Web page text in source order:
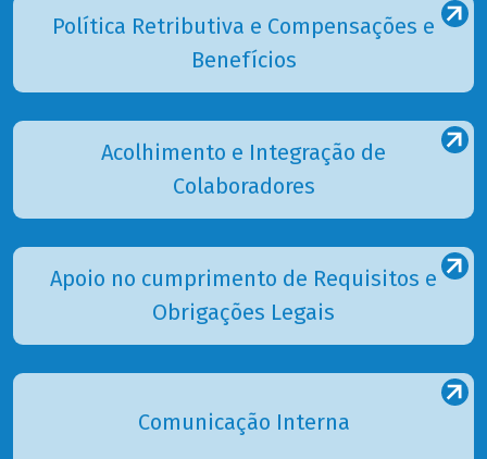
Política Retributiva e Compensações e
Benefícios
Acolhimento e Integração de
Colaboradores
Apoio no cumprimento de Requisitos e
Obrigações Legais
Comunicação Interna